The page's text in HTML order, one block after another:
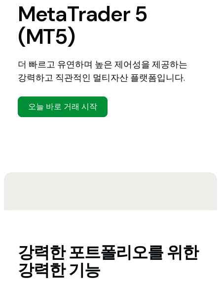
MetaTrader 5
(MT5)
더 빠르고 유연하며 높은 제어성을 제공하는
강력하고 직관적인 멀티자산 플랫폼입니다.
오늘 바로 거래 시작
강력한 포트폴리오를 위한
강력한 기능